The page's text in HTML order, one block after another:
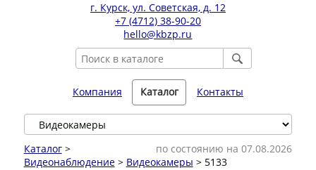
г. Курск, ул. Советская, д. 12
+7 (4712) 38-90-20
hello@kbzp.ru
Компания Каталог Контакты
по состоянию на 07.08.2026
Каталог>
Видеонаблюдение> Видеокамеры > 5133